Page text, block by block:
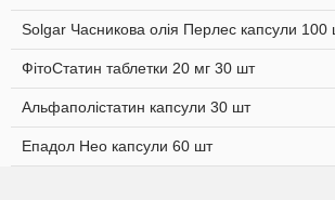
Solgar Часникова олія Перлес капсули 100
ФітоСтатин таблетки 20 мг 30 шт
Альфаполістатин капсули 30 шт
Епадол Нео капсули 60 шт